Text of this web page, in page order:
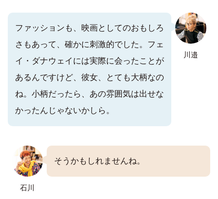
川邉
ファッションも、映画としてのおもしろ
さもあって、確かに刺激的でした。フェ
イ・ダナウェイには実際に会ったことが
あるんですけど、彼女、とても大柄なの
ね。小柄だったら、あの雰囲気は出せな
かったんじゃないかしら。
石川
そうかもしれませんね。